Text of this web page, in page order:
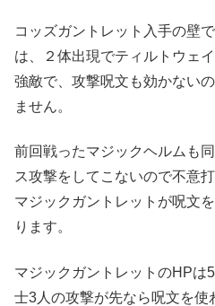
コッズガントレット入手の壁
は、２体出現でティルトウェ
強敵で、攻撃呪文も効かない
ません。
前回戦ったマジックヘルムも
ス攻撃をしてこないので不意
マジックガントレットが呪文
ります。
マジックガントレットのHPは
士3人の攻撃が先なら呪文を使